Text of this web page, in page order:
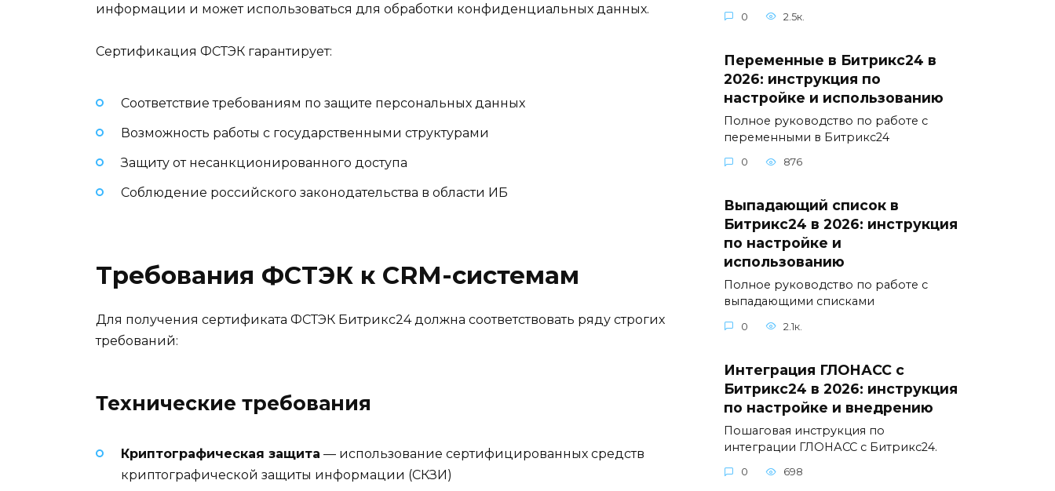
информации и может использоваться для обработки конфиденциальных данных.
Сертификация ФСТЭК гарантирует:
Соответствие требованиям по защите персональных данных
Возможность работы с государственными структурами
Защиту от несанкционированного доступа
Соблюдение российского законодательства в области ИБ
Требования ФСТЭК к CRM-системам
Для получения сертификата ФСТЭК Битрикс24 должна соответствовать ряду строгих
требований:
Технические требования
Криптографическая защита — использование сертифицированных средств
криптографической защиты информации (СКЗИ)
0 2.5к.
Переменные в Битрикс24 в
2026: инструкция по
настройке и использованию
Полное руководство по работе с
переменными в Битрикс24
0 876
Выпадающий список в
Битрикс24 в 2026: инструкция
по настройке и
использованию
Полное руководство по работе с
выпадающими списками
0 2.1к.
Интеграция ГЛОНАСС с
Битрикс24 в 2026: инструкция
по настройке и внедрению
Пошаговая инструкция по
интеграции ГЛОНАСС с Битрикс24.
0 698